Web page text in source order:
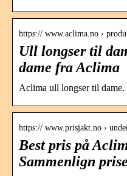
https:// www.aclima.no ›
Ull longser til
dame fra Aclima
Aclima ull longser til
https:// www.prisjakt.no ›
Best pris på
Sammenlign